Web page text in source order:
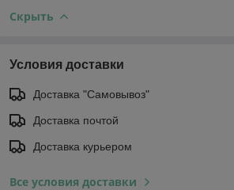
Скрыть
Условия доставки
Доставка "Самовывоз"
Доставка почтой
Доставка курьером
Все условия доставки